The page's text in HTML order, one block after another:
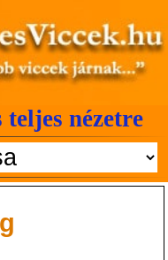
nézetre